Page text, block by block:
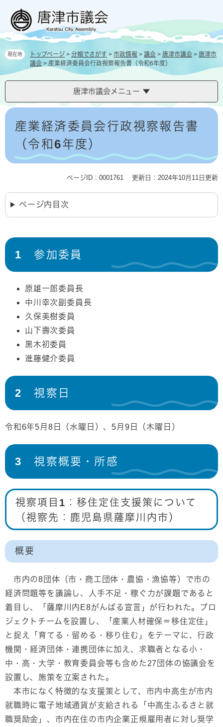
の
頭
ー
飛
本
文
現在地 トップページ > 分類でさがす > 市政情報 > 議会 > 唐津市議会 > 唐津市
議会 > 産業経済委員会行政視察報告書（令和6年度）
唐津市議会メニュー
本
産業経済委員会行政視察報告書
（令和6年度）
ページID：0001761 更新日：2024年10月11日更新
ページ内目次
1 参加委員
原雄一郎委員長
中川幸次副委員長
久保美樹委員
山下壽次委員
黒木初委員
進藤健介委員
2 視察日
令和6年5月8日（水曜日）、5月9日（木曜日）
3 視察概要・所感
視察項目1：移住定住支援策について
（視察先：鹿児島県薩摩川内市）
概要
市内の8団体（市・商工団体・農協・漁協等）で市の
経済問題等を議論し、人手不足・稼ぐ力が課題であると
着目し、「薩摩川内E8がんばる宣言」が行われた。プロ
ジェクトチームを設置し、「産業人材確保＝移住定住」
と捉え「育てる・留める・移り住む」をテーマに、行政
機関・経済団体・連携団体に加え、求職者となる小・
中・高・大学・教育委員会等も含めた27団体の協議会を
設置し、施策を立案された。
本市になく特徴的な支援策として、市内中高生が市内
就職時に電子地域通貨が支給される「中高生ふるさと就
職奨励金」、市内在住の市内企業正規雇用者に対し奨学